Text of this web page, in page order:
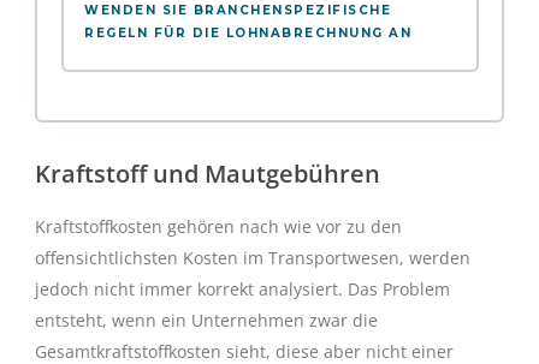
WENDEN SIE BRANCHENSPEZIFISCHE
REGELN FÜR DIE LOHNABRECHNUNG AN
Kraftstoff und Mautgebühren
Kraftstoffkosten gehören nach wie vor zu den
offensichtlichsten Kosten im Transportwesen, werden
jedoch nicht immer korrekt analysiert. Das Problem
entsteht, wenn ein Unternehmen zwar die
Gesamtkraftstoffkosten sieht, diese aber nicht einer